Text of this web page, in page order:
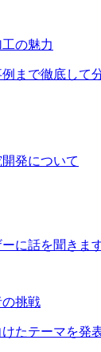
の魅力
まで徹底して
発について
に話を聞きま
挑戦
たテーマを発